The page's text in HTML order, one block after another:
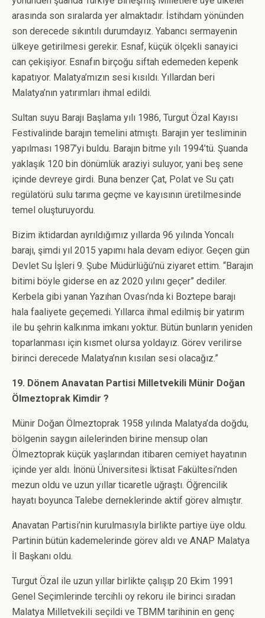
arasında son sıralarda yer almaktadır. İstihdam yönünden
son derecede sıkıntılı durumdayız. Yabancı sermayenin
ülkeye getirilmesi gerekir. Esnaf, küçük ölçekli sanayici
can çekişiyor. Esnafın birçoğu siftah edemeden kepenk
kapatıyor. Malatya’mızın sesi kısıldı. Yıllardan beri
Malatya’nın yatırımları ihmal edildi.
Sultan suyu Barajı Başlama yılı 1986, Turgut Özal Kayısı
Festivalinde barajın temelini atmıştı. Barajın yer tesliminin
yapılması 1987’yi buldu. Barajın bitme yılı 1994’tü. Şuanda
yaklaşık 120 bin dönümlük araziyi suluyor, yani beş sene
içinde devreye girdi. Buna benzer Çat, Polat ve Su çatı
regülatörü sulu tarıma geçme ve kayısının üretilmesinde
temel oluşturuyordu.
Bizim iktidardan ayrıldığımız yıllarda 96 yılında Yoncalı
barajı, şimdi yıl 2015 yapımı hala devam ediyor. Geçen gün
Devlet Su İşleri 9. Şube Müdürlüğü’nü ziyaret ettim. “Barajın
bitimi böyle giderse en az 2020 yılını geçer” dediler.
Kerbela gibi yanan Yazıhan Ovası’nda ki Boztepe barajı
hala faaliyete geçemedi. Yıllarca ihmal edilmiş bir yatırım
ile bu şehrin kalkınma imkanı yoktur. Bütün bunların yeniden
toparlanması için kısmet olursa yoldayız. Görev verilirse
birinci derecede Malatya’nın kısılan sesi olacağız.”
19. Dönem Anavatan Partisi Milletvekili Münir Doğan
Ölmeztoprak Kimdir ?
Münir Doğan Ölmeztoprak 1958 yılında Malatya’da doğdu,
bölgenin saygın ailelerinden birine mensup olan
Ölmeztoprak küçük yaşlarından itibaren cemiyet hayatının
içinde yer aldı. İnönü Üniversitesi İktisat Fakültesi’nden
mezun oldu ve uzun yıllar ticaretle uğraştı. Öğrencilik
hayatı boyunca Talebe derneklerinde aktif görev almıştır.
Anavatan Partisi’nin kurulmasıyla birlikte partiye üye oldu.
Partinin bütün kademelerinde görev aldı ve ANAP Malatya
İl Başkanı oldu.
Turgut Özal ile uzun yıllar birlikte çalışıp 20 Ekim 1991
Genel Seçimlerinde tercihli oy rekoru ile birinci sıradan
Malatya Milletvekili seçildi ve TBMM tarihinin en genç